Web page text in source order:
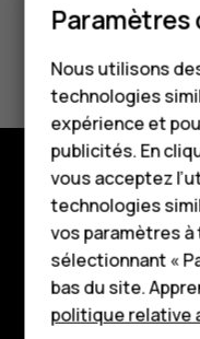
HMD
Pour les
Tablettes
Boutique
Mon compte
Oui Non
Boutique
À propos
Planet and people
Paramètres
Nous utilisons
technologies
expérience et
publicités. En
vous acceptez
technologies
vos paramètres
sélectionnant «
bas du site.
politique relative